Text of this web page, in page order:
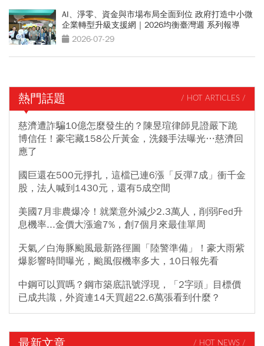
AI、淨零、資金與市場布局全面到位 政府打造中小微
企業轉型升級支援網｜2026均衡臺灣週 系列報導
2026-07-29
熱門話題 / HOT ARTICLES /
慈濟遭詐騙10億怎麼發生的？陳昱瑄律師見證嚴下跪
博信任！豪宅藏158公斤黃金，洗錢手法曝光…慈濟回
應了
國巨還在500元掙扎，這檔已連6漲「反彈7成」衝千金
股，法人喊到1430元，還有5成空間
美國7月非農爆冷！就業意外減少2.3萬人，削弱Fed升
息機率...金價大漲逾7%，創7個月來最佳單周
天氣／白海豚颱風最新路徑圖「陸警準備」！豪大雨紫
爆影響時間曝光，颱風假機率多大，10日報先看
中鋼可以買嗎？鋼市築底訊號浮現，「2字頭」目標價
已成共識，外資連14天買超22.6萬張看到什麼？
/ HOT NEWS /